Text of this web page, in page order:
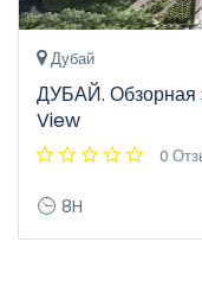
Дубай
ДУБАЙ. Обзорная
View
0
8H